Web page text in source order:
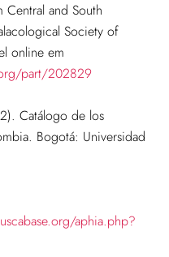
Central and South
Society of
online em
part/202829
Catálogo de los
Bogotá: Universidad
aphia.php?